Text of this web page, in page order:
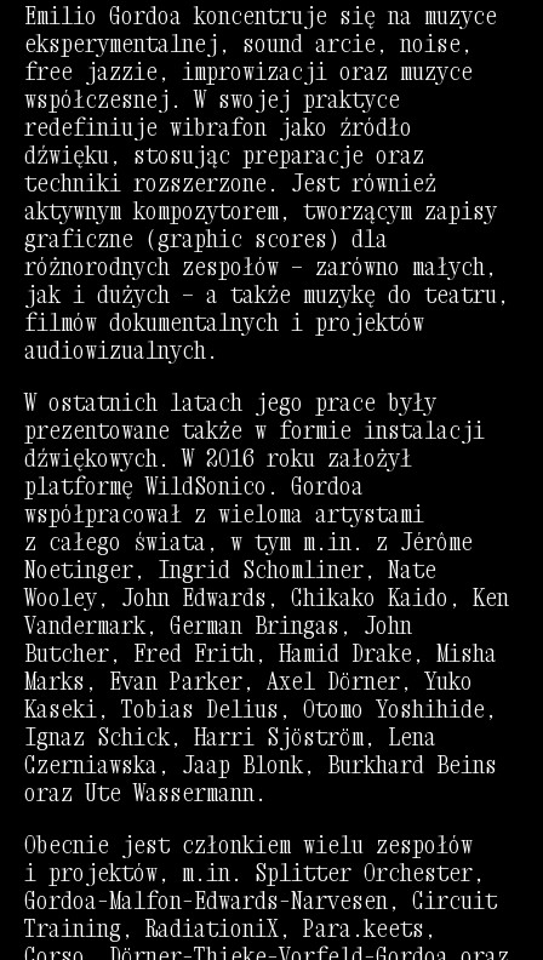
Emilio Gordoa koncentruje się na muzyce
eksperymentalnej, sound arcie, noise,
free jazzie, improwizacji oraz muzyce
współczesnej. W swojej praktyce
redefiniuje wibrafon jako źródło
dźwięku, stosując preparacje oraz
techniki rozszerzone. Jest również
aktywnym kompozytorem, tworzącym zapisy
graficzne (graphic scores) dla
różnorodnych zespołów — zarówno małych,
jak i dużych — a także muzykę do teatru,
filmów dokumentalnych i projektów
audiowizualnych.
W ostatnich latach jego prace były
prezentowane także w formie instalacji
dźwiękowych. W 2016 roku założył
platformęWildSonico . Gordoa
współpracował z wieloma artystami
z całego świata, w tym m.in. z Jérôme
Noetinger, Ingrid Schomliner, Nate
Wooley, John Edwards , Chikako Kaido , Ken
Vandermark, German Bringas , John
Butcher, Fred Frith , Hamid Drake , Misha
Marks , Evan Parker, Axel Dörner, Yuko
Kaseki , Tobias Delius , Otomo Yoshihide ,
Ignaz Schick, Harri Sjöström, Lena
Czerniawska , Jaap Blonk, Burkhard Beins
oraz Ute Wassermann .
Obecnie jest członkiem wielu zespołów
i projektów, m.in. Splitter Orchester,
Gordoa–Malfon–Edwards–Narvesen , Circuit
Training, RadiationiX, Para.keets ,